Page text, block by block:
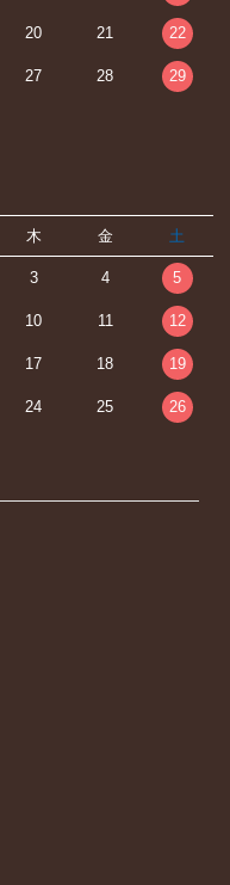
20 21 22
27 28 29
木 金 土
3 4 5
10 11 12
17 18 19
24 25 26